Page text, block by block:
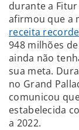
durante a Fitur
afirmou que a
receita
948 milhões
ainda não
sua meta.
no Grand
comunicou
estabelecida
a 2022.